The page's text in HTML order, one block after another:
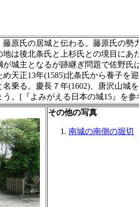
原氏の居城と伝わる。藤原氏の
は後北条氏と上杉氏との境目に
城主となるが跡継ぎ問題で佐野氏
天正13年(1585)北条氏から養子を
乗る。慶長７年(1602)、唐沢山城
。[『よみがえる日本の城15』を参
その他の写真
南城の南側の堀切